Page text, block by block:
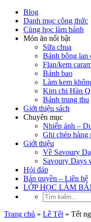
Blog
Danh mục công thức
Cùng học làm bánh
Món ăn nổi bật
Sữa chua
Bánh bông lan
Flan/kem
Bánh bao
Làm kem
Kim chi Hàn
Bánh trung thu
Giới thiệu sách
Chuyên mục
Nhiếp ảnh –
Ghi chép hàng
Giới thiệu
Về Savoury
Savoury Days
Hỏi đáp
Bản quyền – Liên hệ
LỚP HỌC LÀM
Trang chủ » Lễ Tết » Tết